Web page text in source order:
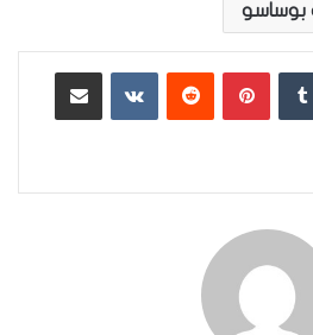
بوساسو
بينتيريست مشاركة عبر البريد